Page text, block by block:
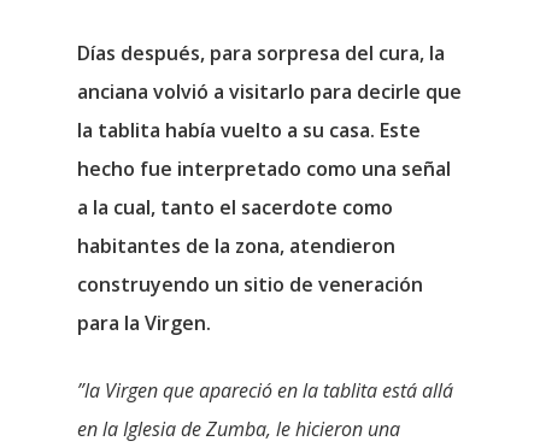
Días después, para sorpresa del cura, la
anciana volvió a visitarlo para decirle que
la tablita había vuelto a su casa. Este
hecho fue interpretado como una señal
a la cual, tanto el sacerdote como
habitantes de la zona, atendieron
construyendo un sitio de veneración
para la Virgen.
”la Virgen que apareció en la tablita está allá
en la Iglesia de Zumba, le hicieron una